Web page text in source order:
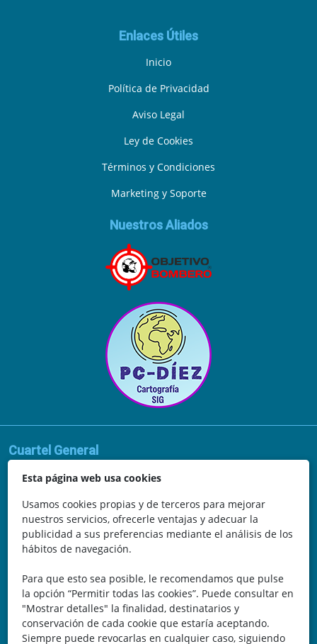
Esta página web usa cookies
Usamos cookies propias y de terceros para mejorar
nuestros servicios, ofrecerle ventajas y adecuar la
publicidad a sus preferencias mediante el análisis de los
hábitos de navegación.
Para que esto sea posible, le recomendamos que pulse
la opción “Permitir todas las cookies”. Puede consultar en
"Mostrar detalles" la finalidad, destinatarios y
conservación de cada cookie que estaría aceptando.
Siempre puede revocarlas en cualquier caso, siguiendo
Enlaces Útiles
Inicio
Política de Privacidad
Aviso Legal
Ley de Cookies
Términos y Condiciones
Marketing y Soporte
Nuestros Aliados
Cuartel General
Avda. de la Vega, 62
N.I.F.: 44252675-P
Belicena, Granada
España
Teléfono: 646 672 931
Email: bomberocallejero@gmail.com